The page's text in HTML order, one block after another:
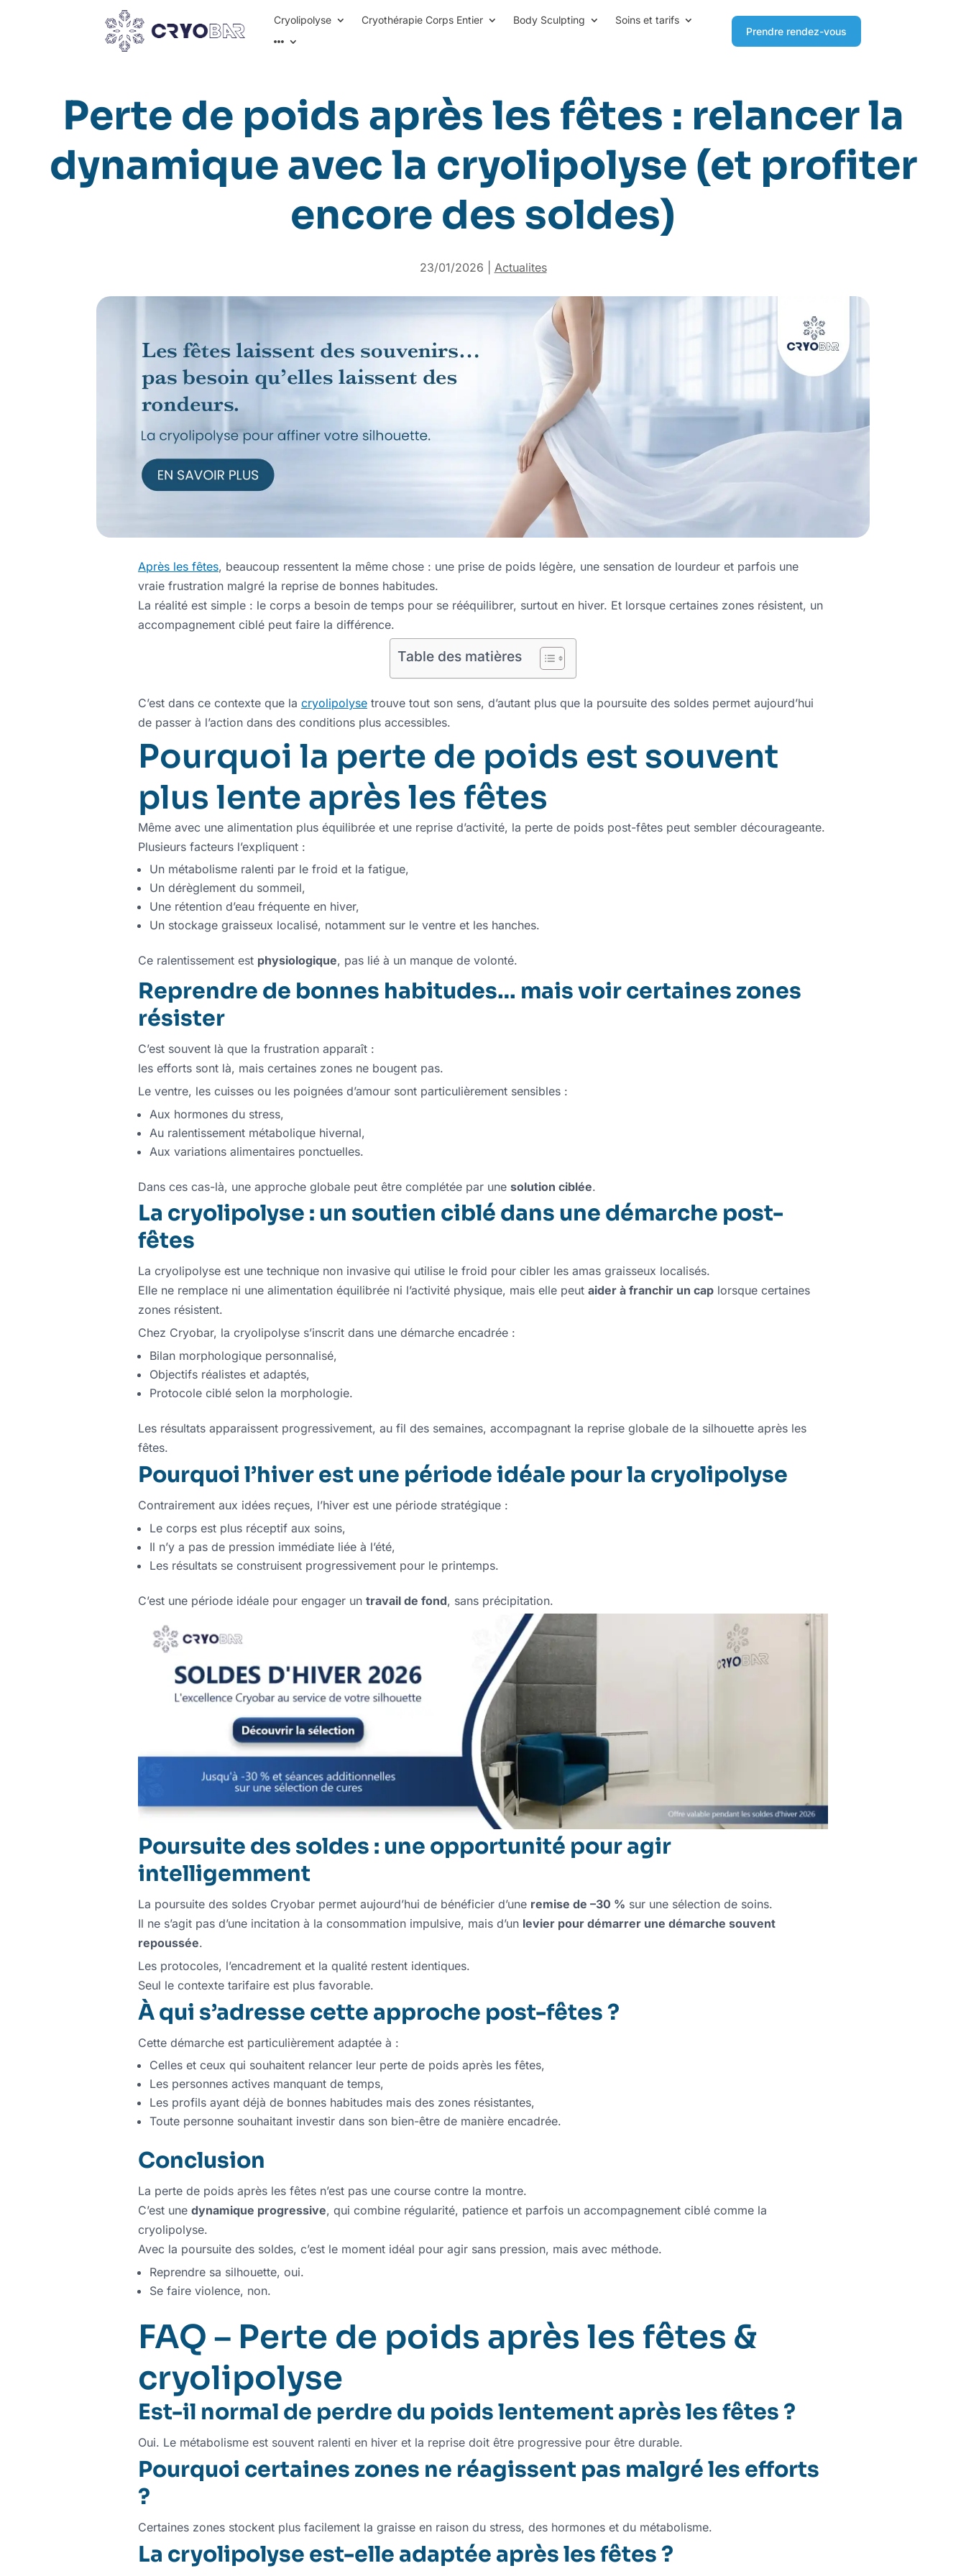
Cryolipolyse Cryothérapie Corps Entier Body Sculpting
Soins et tarifs
Prendre rendez-vous
Perte de poids après les fêtes : relancer la
dynamique avec la cryolipolyse (et profiter
encore des soldes)
23/01/2026 Actualites
Après les fêtes, beaucoup ressentent la même chose : une prise de poids légère, une sensation de lourdeur et parfois une
vraie frustration malgré la reprise de bonnes habitudes.
La réalité est simple : le corps a besoin de temps pour se rééquilibrer, surtout en hiver. Et lorsque certaines zones résistent, un
accompagnement ciblé peut faire la différence.
Table des matières
C’est dans ce contexte que la cryolipolyse trouve tout son sens, d’autant plus que la poursuite des soldes permet aujourd’hui
de passer à l’action dans des conditions plus accessibles.
Pourquoi la perte de poids est souvent
plus lente après les fêtes
Même avec une alimentation plus équilibrée et une reprise d’activité, la perte de poids post-fêtes peut sembler décourageante.
Plusieurs facteurs l’expliquent :
Un métabolisme ralenti par le froid et la fatigue,
Un dérèglement du sommeil,
Une rétention d’eau fréquente en hiver,
Un stockage graisseux localisé, notamment sur le ventre et les hanches.
Ce ralentissement est physiologique, pas lié à un manque de volonté.
Reprendre de bonnes habitudes… mais voir certaines zones
résister
C’est souvent là que la frustration apparaît :
les efforts sont là, mais certaines zones ne bougent pas.
Le ventre, les cuisses ou les poignées d’amour sont particulièrement sensibles :
Aux hormones du stress,
Au ralentissement métabolique hivernal,
Aux variations alimentaires ponctuelles.
Dans ces cas-là, une approche globale peut être complétée par une solution ciblée.
La cryolipolyse : un soutien ciblé dans une démarche post-
fêtes
La cryolipolyse est une technique non invasive qui utilise le froid pour cibler les amas graisseux localisés.
Elle ne remplace ni une alimentation équilibrée ni l’activité physique, mais elle peut aider à franchir un cap lorsque certaines
zones résistent.
Chez Cryobar, la cryolipolyse s’inscrit dans une démarche encadrée :
Bilan morphologique personnalisé,
Objectifs réalistes et adaptés,
Protocole ciblé selon la morphologie.
Les résultats apparaissent progressivement, au fil des semaines, accompagnant la reprise globale de la silhouette après les
fêtes.
Pourquoi l’hiver est une période idéale pour la cryolipolyse
Contrairement aux idées reçues, l’hiver est une période stratégique :
Le corps est plus réceptif aux soins,
Il n’y a pas de pression immédiate liée à l’été,
Les résultats se construisent progressivement pour le printemps.
C’est une période idéale pour engager un travail de fond, sans précipitation.
Poursuite des soldes : une opportunité pour agir
intelligemment
La poursuite des soldes Cryobar permet aujourd’hui de bénéficier d’une remise de –30 % sur une sélection de soins.
Il ne s’agit pas d’une incitation à la consommation impulsive, mais d’un levier pour démarrer une démarche souvent
repoussée.
Les protocoles, l’encadrement et la qualité restent identiques.
Seul le contexte tarifaire est plus favorable.
À qui s’adresse cette approche post-fêtes ?
Cette démarche est particulièrement adaptée à :
Celles et ceux qui souhaitent relancer leur perte de poids après les fêtes,
Les personnes actives manquant de temps,
Les profils ayant déjà de bonnes habitudes mais des zones résistantes,
Toute personne souhaitant investir dans son bien-être de manière encadrée.
Conclusion
La perte de poids après les fêtes n’est pas une course contre la montre.
C’est une dynamique progressive, qui combine régularité, patience et parfois un accompagnement ciblé comme la
cryolipolyse.
Avec la poursuite des soldes, c’est le moment idéal pour agir sans pression, mais avec méthode.
Reprendre sa silhouette, oui.
Se faire violence, non.
FAQ – Perte de poids après les fêtes &
cryolipolyse
Est-il normal de perdre du poids lentement après les fêtes ?
Oui. Le métabolisme est souvent ralenti en hiver et la reprise doit être progressive pour être durable.
Pourquoi certaines zones ne réagissent pas malgré les efforts
?
Certaines zones stockent plus facilement la graisse en raison du stress, des hormones et du métabolisme.
La cryolipolyse est-elle adaptée après les fêtes ?